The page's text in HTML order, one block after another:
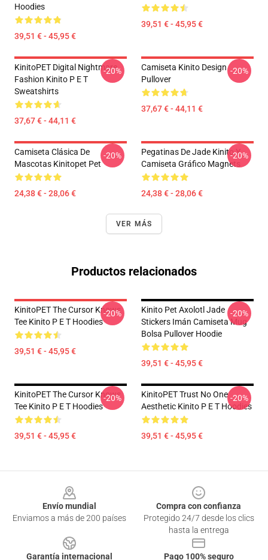
Hoodies
39,51 € - 45,95 €
39,51 € - 45,95 €
KinitoPET Digital Nightmare
Fashion Kinito P E T
Sweatshirts
37,67 € - 44,11 €
-20%
Camiseta Kinito Design
Pullover
37,67 € - 44,11 €
-20%
Camiseta Clásica De
Mascotas Kinitopet Pet
24,38 € - 28,06 €
-20%
Pegatinas De Jade Kinito Y
Camiseta Gráfico Magnets
24,38 € - 28,06 €
-20%
VER MÁS
Productos relacionados
KinitoPET The Cursor Knows
Tee Kinito P E T Hoodies
39,51 € - 45,95 €
-20%
Kinito Pet Axolotl Jade
Stickers Imán Camiseta Mug
Bolsa Pullover Hoodie
39,51 € - 45,95 €
-20%
KinitoPET The Cursor Knows
Tee Kinito P E T Hoodies
39,51 € - 45,95 €
-20%
KinitoPET Trust No One
Aesthetic Kinito P E T Hoodies
39,51 € - 45,95 €
-20%
Envío mundial
Enviamos a más de 200 países
Compra con confianza
Protegido 24/7 desde los clics
hasta la entrega
Garantía internacional
Pago 100% seguro